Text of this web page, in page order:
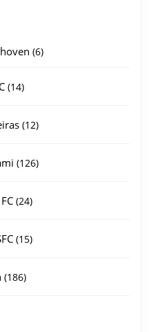
66
1414
1212
126126
2424
1515
186186